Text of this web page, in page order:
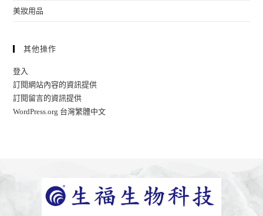
美妝用品
其他操作
登入
訂閱網站內容的資訊提供
訂閱留言的資訊提供
WordPress.org 台灣繁體中文